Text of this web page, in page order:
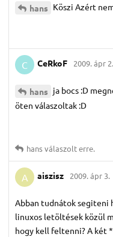
hans Köszi Azért
C CeRkoF 2009. ápr 2.
hans ja bocs :D
öten válaszoltak :D
hansválaszolt erre.
A aiszisz 2009. ápr 3.
Abban tudnátok
linuxos letöltések közül
hogy kell feltenni? A két